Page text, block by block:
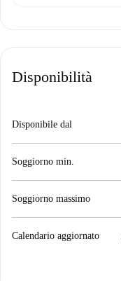
Disponibilità
Disponibile dal
Soggiorno min.
Soggiorno massimo
Calendario aggiornato